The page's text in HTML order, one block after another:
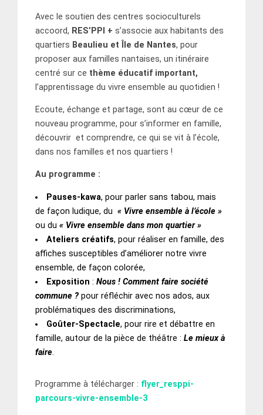
Avec le soutien des centres socioculturels
accoord, RES’PPI + s’associe aux habitants des
quartiers Beaulieu et Île de Nantes, pour
proposer aux familles nantaises, un itinéraire
centré sur ce thème éducatif important,
l’apprentissage du vivre ensemble au quotidien !
Ecoute, échange et partage, sont au cœur de ce
nouveau programme, pour s’informer en famille,
découvrir et comprendre, ce qui se vit à l’école,
dans nos familles et nos quartiers !
Au programme :
Pauses-kawa, pour parler sans tabou, mais
de façon ludique, du « Vivre ensemble à l’école »
ou du « Vivre ensemble dans mon quartier »
Ateliers créatifs, pour réaliser en famille, des
affiches susceptibles d’améliorer notre vivre
ensemble, de façon colorée,
Exposition :Nous ! Comment faire société
commune ? pour réfléchir avec nos ados, aux
problématiques des discriminations,
Goûter-Spectacle, pour rire et débattre en
famille, autour de la pièce de théâtre : Le mieux à
faire.
Programme à télécharger : flyer_resppi-
parcours-vivre-ensemble-3